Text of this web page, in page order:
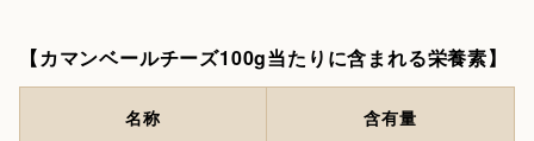
【カマンベールチーズ100g当たりに含まれる栄養素】
名称 含有量